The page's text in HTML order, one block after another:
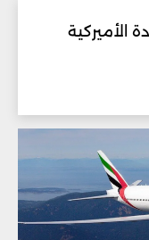
الأميركية